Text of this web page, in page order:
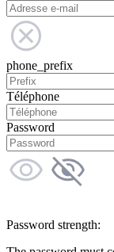
phone_prefix
Téléphone
Password
Password strength: